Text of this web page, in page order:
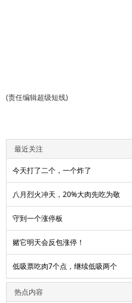
(责任编辑超级短线)
最近关注
今天打了二个，一个炸了
八月烈火冲天，20%大肉先吃为敬
守到一个涨停板
赌它明天会反包涨停！
低吸票吃肉7个点，继续低吸两个
热点内容